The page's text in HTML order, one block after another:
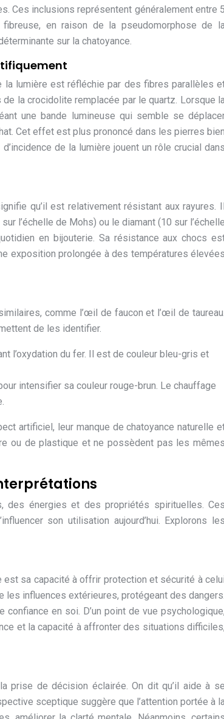
Ces inclusions représentent généralement entre 5
en raison de la pseudomorphose de
sur la chatoyance.
la lumière est réfléchie par des fibres parallèles
la crocidolite remplacée par le quartz. Lorsque
une bande lumineuse qui semble se
Cet effet est plus prononcé dans les pierres bien
de la lumière jouent un rôle crucial dans
qu’il est relativement résistant aux rayures. Il
l’échelle de Mohs) ou le diamant (10 sur l’échelle
en bijouterie. Sa résistance aux chocs
exposition prolongée à des températures élevées
comme l’œil de faucon et l’œil de taureau.
de les identifier.
l’oxydation du fer. Il est de couleur bleu-gris et
intensifier sa couleur rouge-brun. Le chauffage
artificiel, leur manque de chatoyance naturelle
ou de plastique et ne possèdent pas les mêmes
énergies et des propriétés spirituelles. Ces
son utilisation aujourd’hui. Explorons les
est sa capacité à offrir protection et sécurité à celui
les influences extérieures, protégeant des dangers.
en soi. D’un point de vue psychologique,
et la capacité à affronter des situations difficiles,
prise de décision éclairée. On dit qu’il aide à se
sceptique suggère que l’attention portée à